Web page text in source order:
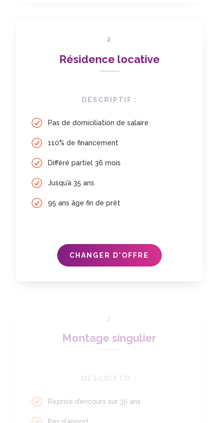
2
Résidence locative
DESCRIPTIF :
Pas de domiciliation de salaire
110% de financement
Différé partiel 36 mois
Jusqu’à 35 ans
95 ans âge fin de prêt
CHANGER D'OFFRE
Montage singulier
Reprise d’encours sur 35 ans
Pas d’apport